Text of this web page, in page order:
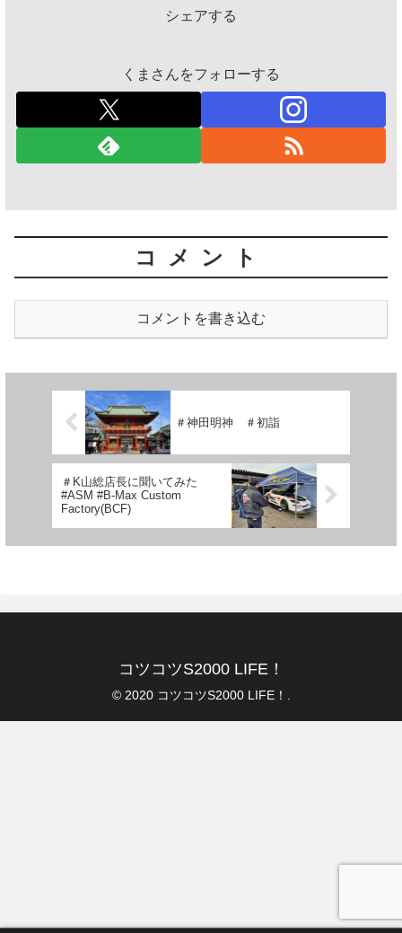
シェアする
くまさんをフォローする
コメント
コメントを書き込む
＃神田明神 ＃初詣
＃K山総店長に聞いてみた
#ASM #B-Max Custom
Factory(BCF)
コツコツS2000 LIFE！
© 2020 コツコツS2000 LIFE！.